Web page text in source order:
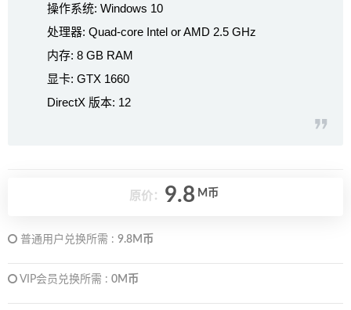
操作系统: Windows 10
处理器: Quad-core Intel or AMD 2.5 GHz
内存: 8 GB RAM
显卡: GTX 1660
DirectX 版本: 12
原价： 9.8 M币
普通用户兑换所需 : 9.8M币
VIP会员兑换所需 : 0M币